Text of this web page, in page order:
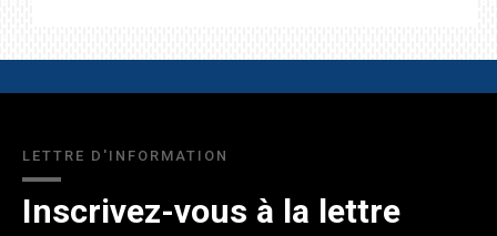
LETTRE D'INFORMATION
Inscrivez-vous à la lettre